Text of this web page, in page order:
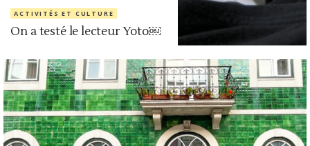
ACTIVITÉS ET CULTURE
On a testé le lecteur Yoto￼